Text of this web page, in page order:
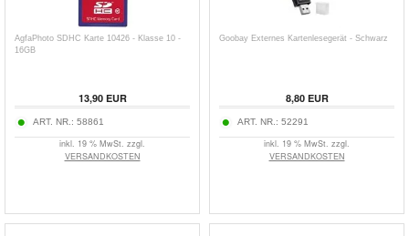
AgfaPhoto SDHC Karte 10426 - Klasse 10 -
16GB
13,90EUR
ART. NR.: 58861
inkl. 19 % MwSt. zzgl.
VERSANDKOSTEN
Goobay Externes Kartenlesegerät - Schwarz
8,80EUR
ART. NR.: 52291
inkl. 19 % MwSt. zzgl.
VERSANDKOSTEN